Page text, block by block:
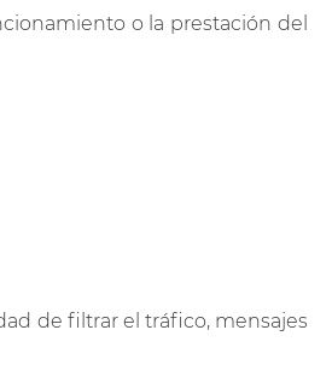
o la prestación del
de filtrar el tráfico, mensajes